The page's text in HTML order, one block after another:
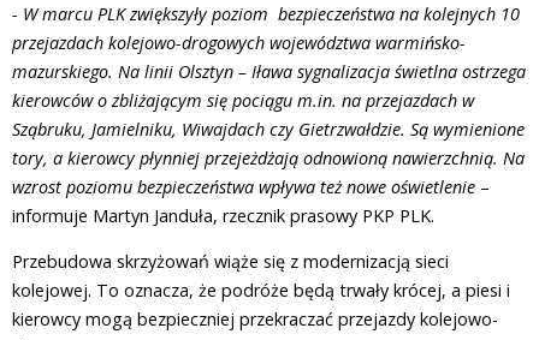
- W marcu PLK zwiększyły poziom bezpieczeństwa na kolejnych 10
przejazdach kolejowo-drogowych województwa warmińsko-
mazurskiego. Na linii Olsztyn – Iława sygnalizacja świetlna ostrzega
kierowców o zbliżającym się pociągu m.in. na przejazdach w
Sząbruku, Jamielniku, Wiwajdach czy Gietrzwałdzie. Są wymienione
tory, a kierowcy płynniej przejeżdżają odnowioną nawierzchnią. Na
wzrost poziomu bezpieczeństwa wpływa też nowe oświetlenie –
informuje Martyn Janduła, rzecznik prasowy PKP PLK.
Przebudowa skrzyżowań wiąże się z modernizacją sieci
kolejowej. To oznacza, że podróże będą trwały krócej, a piesi i
kierowcy mogą bezpieczniej przekraczać przejazdy kolejowo-